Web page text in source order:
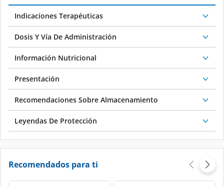
Indicaciones Terapéuticas
Dosis Y Vía De Administración
Información Nutricional
Presentación
Recomendaciones Sobre Almacenamiento
Leyendas De Protección
Recomendados para ti